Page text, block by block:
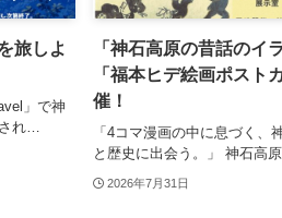
旅しよ
」で神
れ…
「神石高原の昔話のイ
「福本ヒデ絵画ポスト
催！
「4コマ漫画の中に息づく、
と歴史に出会う。」 神石高
2026年7月31日